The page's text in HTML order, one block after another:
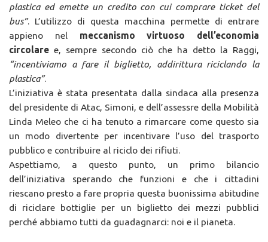
plastica ed emette un credito con cui comprare ticket del
bus”. L’utilizzo di questa macchina permette di entrare
appieno nel meccanismo virtuoso dell’economia
circolare e, sempre secondo ciò che ha detto la Raggi,
“incentiviamo a fare il biglietto, addirittura riciclando la
plastica”.
L’iniziativa è stata presentata dalla sindaca alla presenza
del presidente di Atac, Simoni, e dell’assessre della Mobilità
Linda Meleo che ci ha tenuto a rimarcare come questo sia
un modo divertente per incentivare l’uso del trasporto
pubblico e contribuire al riciclo dei rifiuti.
Aspettiamo, a questo punto, un primo bilancio
dell’iniziativa sperando che funzioni e che i cittadini
riescano presto a fare propria questa buonissima abitudine
di riciclare bottiglie per un biglietto dei mezzi pubblici
perché abbiamo tutti da guadagnarci: noi e il pianeta.